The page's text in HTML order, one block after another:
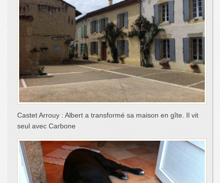
Castet Arrouy : Albert a transformé sa maison en gîte. Il vit
seul avec Carbone